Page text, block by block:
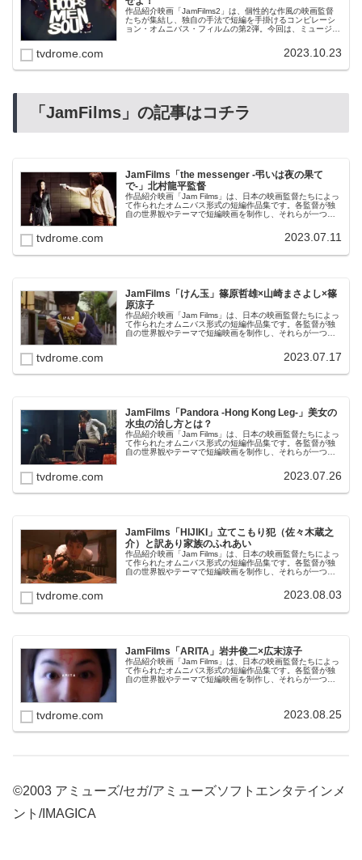
作品紹介映画「JamFilms2」は、個性的な作風の映画監督
たちが集結し、独自の手法で短編を手掛けるコンピレーシ
ョン・オムニバス・フィルムの第2弾。今回は、ミュージッ
tvdrome.com 2023.10.23
「JamFilms」の記事はコチラ
JamFilms「the messenger -弔いは夜の果て
で-」北村龍平監督
作品紹介映画「Jam Films」は、日本の映画監督たちによっ
て作られたオムニバス形式の短編作品集です。各監督が独
自の世界観やテーマで短編映画を制作し、それらが一つの
tvdrome.com 2023.07.11
JamFilms「けん玉」篠原哲雄×山崎まさよし×篠
原涼子
作品紹介映画「Jam Films」は、日本の映画監督たちによっ
て作られたオムニバス形式の短編作品集です。各監督が独
自の世界観やテーマで短編映画を制作し、それらが一つの
tvdrome.com 2023.07.17
JamFilms「Pandora -Hong Kong Leg-」美女の
水虫の治し方とは？
作品紹介映画「Jam Films」は、日本の映画監督たちによっ
て作られたオムニバス形式の短編作品集です。各監督が独
自の世界観やテーマで短編映画を制作し、それらが一つの
tvdrome.com 2023.07.26
JamFilms「HIJIKI」立てこもり犯（佐々木蔵之
介）と訳あり家族のふれあい
作品紹介映画「Jam Films」は、日本の映画監督たちによっ
て作られたオムニバス形式の短編作品集です。各監督が独
自の世界観やテーマで短編映画を制作し、それらが一つの
tvdrome.com 2023.08.03
JamFilms「ARITA」岩井俊二×広末涼子
作品紹介映画「Jam Films」は、日本の映画監督たちによっ
て作られたオムニバス形式の短編作品集です。各監督が独
自の世界観やテーマで短編映画を制作し、それらが一つの
tvdrome.com 2023.08.25
©2003 アミューズ/セガ/アミューズソフトエンタテインメ
ント/IMAGICA